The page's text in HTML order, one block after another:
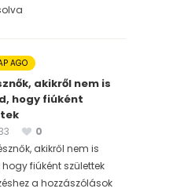
AGO
akikről nem is
hogy fiúként
0
akikről nem is
fiúként születtek
a hozzászólások